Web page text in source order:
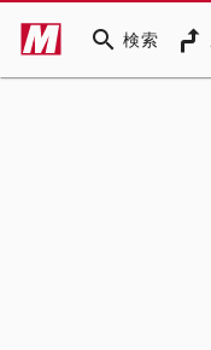
search 検索